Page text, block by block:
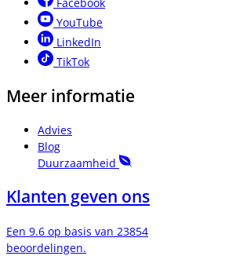
YouTube
LinkedIn
TikTok
Meer informatie
Advies
Blog
Duurzaamheid
Klanten geven ons
Een 9.6 op basis van 23854
beoordelingen.